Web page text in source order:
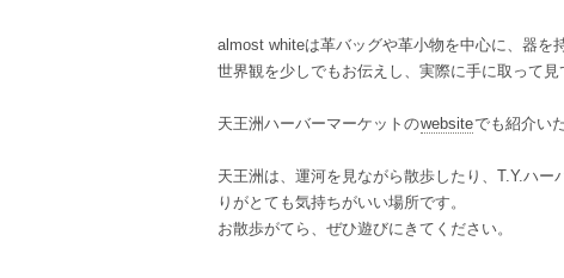
almost whiteは革バッグや革小物を中心に、器を
世界観を少しでもお伝えし、実際に手に取って見
天王洲ハーバーマーケットのwebsiteでも紹介い
天王洲は、運河を見ながら散歩したり、T.Y.ハ
りがとても気持ちがいい場所です。
お散歩がてら、ぜひ遊びにきてください。